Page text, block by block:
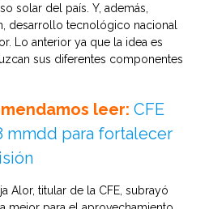
solar del país. Y, además,
desarrollo tecnológico nacional
Lo anterior ya que la idea es
sus diferentes componentes
leer: CFE
mmdd para fortalecer
Alor, titular de la CFE, subrayó